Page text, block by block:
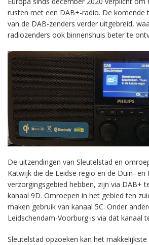
rusten met een DAB+-radio. De komende
van de DAB-zenders verder uitgebreid,
radiozenders ook binnenshuis beter te
De uitzendingen van Sleutelstad en
Katwijk die de Leidse regio en de Duin- en
verzorgingsgebied hebben, zijn via DAB+
kanaal 9D. Omroepen in het gebied ten
maken gebruik van kanaal 5C. Onder
Leidschendam-Voorburg is via dat kanaal
Sleutelstad opzoeken kan het